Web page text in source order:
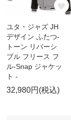
ユタ・ジャズ JH
デザイン ふたつ-
トーン リバーシ
ブル フリース フ
ル-Snap ジャケッ
ト -
32,980円(税込)